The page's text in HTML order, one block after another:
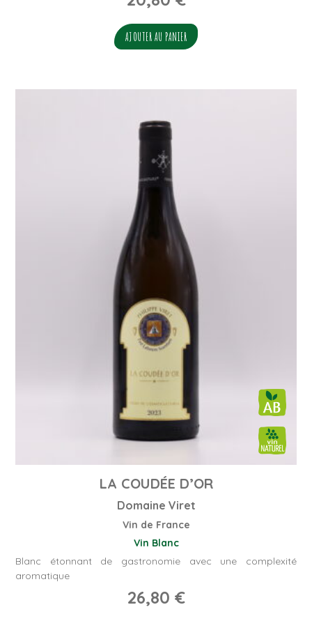
AJOUTER AU PANIER
LA COUDÉE D’OR
Domaine Viret
Vin de France
Vin Blanc
Blanc étonnant de gastronomie avec une complexité
aromatique
26,80 €